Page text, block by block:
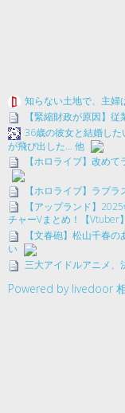
知らない土地で、主婦
【緊縮財政が原因】
36歳の彼女と結婚し
が飛び出した… 他
【ホロライブ】改め
【ホロライブ】ラプ
【アップランド】
チャーVまとめ！【Vtuber】
【文春砲】松山千春
い
三大アイドルアニメ、
Powered by livedoor